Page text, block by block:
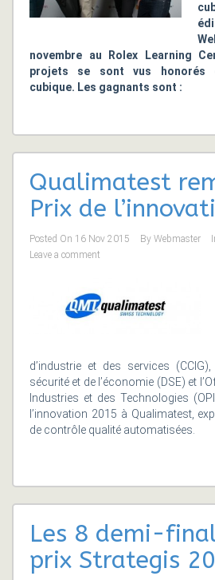
novembre au Rolex Learning
projets se sont vus honorés
cubique. Les gagnants sont :
Qualimatest
Prix de
Posted On 16 Nov 2015 By Webmaster
Leave a comment
d’industrie et des services
sécurité et de l’économie (DSE) et
Industries et des Technologies
l’innovation 2015 à Qualimatest,
de contrôle qualité automatisées.
Les 8 demi-
prix Strategis